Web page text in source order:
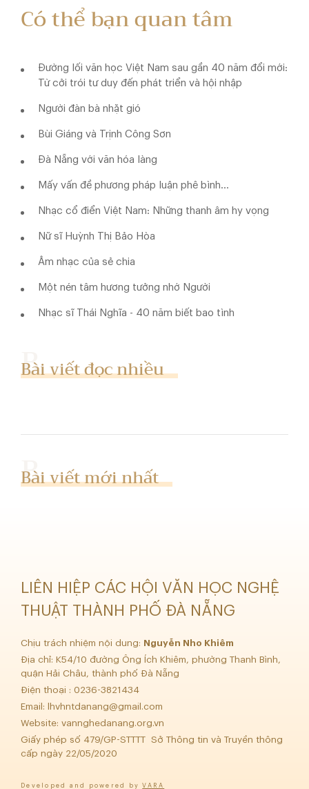
Có thể bạn quan tâm
Đường lối văn học Việt Nam sau gần 40 năm đổi mới:
Từ cởi trói tư duy đến phát triển và hội nhập
Người đàn bà nhặt gió
Bùi Giáng và Trịnh Công Sơn
Đà Nẵng với văn hóa làng
Mấy vấn đề phương pháp luận phê bình…
Nhạc cổ điển Việt Nam: Những thanh âm hy vọng
Nữ sĩ Huỳnh Thị Bảo Hòa
Âm nhạc của sẻ chia
Một nén tâm hương tưởng nhớ Người
Nhạc sĩ Thái Nghĩa - 40 năm biết bao tình
Bài viết đọc nhiều
Bài viết mới nhất
LIÊN HIỆP CÁC HỘI VĂN HỌC NGHỆ
THUẬT THÀNH PHỐ ĐÀ NẴNG
Chịu trách nhiệm nội dung: Nguyễn Nho Khiêm
Địa chỉ: K54/10 đường Ông Ích Khiêm, phường Thanh Bình,
quận Hải Châu, thành phố Đà Nẵng
Điện thoại : 0236-3821434
Email:
lhvhntdanang@gmail.com
Website: vannghedanang.org.vn
Giấy phép số 479/GP-STTTT Sở Thông tin và Truyền thông
cấp ngày 22/05/2020
Developed and powered byVARA